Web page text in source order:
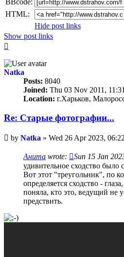
HTML:
Hide post links
Show post links
Natka
Posts: 8040
Joined: Thu 03 Nov 2011, 11:31
Location: г.Харьков,
Re: Старые фотографии...
Unread
post
by Natka » Wed 26 Apr 2023, 06:22
Анита wrote: Sun 15 Jan
удивительное сходство было
Вот этот "треугольник", по
определяется сходство -
поняла, кто это, ведущий не
предствить.